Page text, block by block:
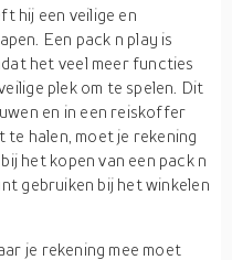
hij een veilige en
Een pack n play is
het veel meer functies
plek om te spelen. Dit
en in een reiskoffer
halen, moet je rekening
het kopen van een pack n
gebruiken bij het winkelen
je rekening mee moet